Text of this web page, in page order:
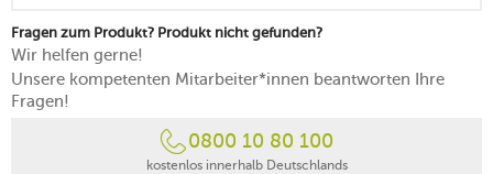
Fragen zum Produkt? Produkt nicht gefunden?
Wir helfen gerne!
Unsere kompetenten Mitarbeiter*innen beantworten Ihre
Fragen!
0800 10 80 100
kostenlos innerhalb Deutschlands